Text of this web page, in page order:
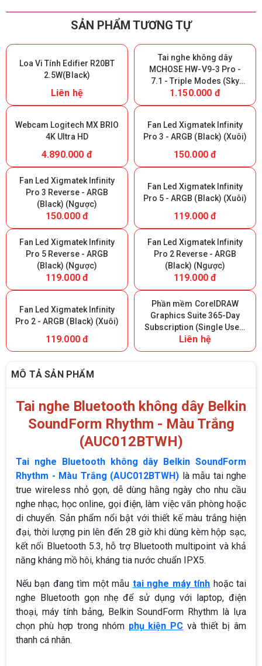
SẢN PHẨM TƯƠNG TỰ
Loa Vi Tính Edifier R20BT
2.5W(Black)
Liên hệ
Tai nghe không dây
MCHOSE HW-V9-3 Pro -
7.1 - Triple Modes (Sky
White) (Giữ lại Box để bảo
hành)
1.150.000 đ
Webcam Logitech MX BRIO
4K Ultra HD
4.890.000 đ
Fan Led Xigmatek Infinity
Pro 3 - ARGB (Black) (Xuôi)
150.000 đ
Fan Led Xigmatek Infinity
Pro 3 Reverse - ARGB
(Black) (Ngược)
150.000 đ
Fan Led Xigmatek Infinity
Pro 5 - ARGB (Black) (Xuôi)
119.000 đ
Fan Led Xigmatek Infinity
Pro 5 Reverse - ARGB
(Black) (Ngược)
119.000 đ
Fan Led Xigmatek Infinity
Pro 2 Reverse - ARGB
(Black) (Ngược)
119.000 đ
Fan Led Xigmatek Infinity
Pro 2 - ARGB (Black) (Xuôi)
119.000 đ
Phần mềm CorelDRAW
Graphics Suite 365-Day
Subscription (Single User)
- 365 ngày
Liên hệ
MÔ TẢ SẢN PHẨM
Tai nghe Bluetooth không dây Belkin
SoundForm Rhythm - Màu Trắng
(AUC012BTWH)
Tai nghe Bluetooth không dây Belkin SoundForm
Rhythm - Màu Trắng (AUC012BTWH) là mẫu tai nghe
true wireless nhỏ gọn, dễ dùng hằng ngày cho nhu cầu
nghe nhạc, học online, gọi điện, làm việc văn phòng hoặc
di chuyển. Sản phẩm nổi bật với thiết kế màu trắng hiện
đại, thời lượng pin lên đến 28 giờ khi dùng kèm hộp sạc,
kết nối Bluetooth 5.3, hỗ trợ Bluetooth multipoint và khả
năng kháng mồ hôi, kháng tia nước chuẩn IPX5.
Nếu bạn đang tìm một mẫu tai nghe máy tính hoặc tai
nghe Bluetooth gọn nhẹ để sử dụng với laptop, điện
thoại, máy tính bảng, Belkin SoundForm Rhythm là lựa
chọn phù hợp trong nhóm phụ kiện PC và thiết bị âm
thanh cá nhân.